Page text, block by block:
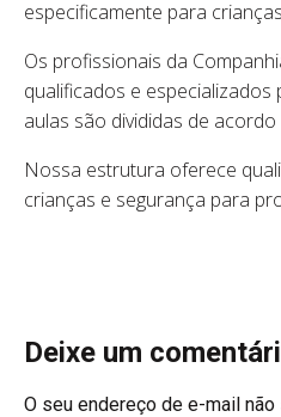
especificamente para
Os profissionais da
qualificados e
aulas são divididas de
Nossa estrutura oferece
crianças e segurança para
Deixe um
O seu endereço de e-mail não